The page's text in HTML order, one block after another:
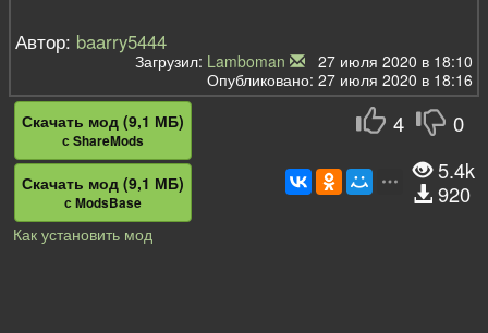
Автор: baarry5444
Загрузил: Lamboman
27 июля 2020 в 18:10
Опубликовано: 27 июля 2020 в 18:16
4 0
Скачать мод (9,1 МБ)
с ShareMods
Скачать мод (9,1 МБ)
с ModsBase
5.4k
920
Как установить мод